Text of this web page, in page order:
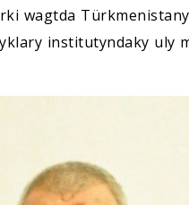
wagtda
institutyndaky uly